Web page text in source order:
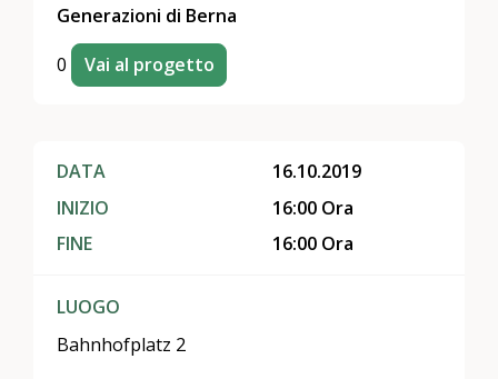
Generazioni di Berna
0 Vai al progetto
DATA
INIZIO
FINE
16.10.2019
16:00 Ora
16:00 Ora
LUOGO
Bahnhofplatz 2